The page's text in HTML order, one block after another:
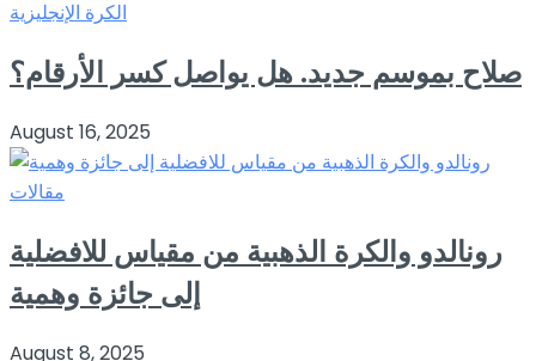
الكرة الإنجليزية
صلاح بموسم جديد. هل يواصل كسر الأرقام؟
August 16, 2025
مقالات
رونالدو والكرة الذهبية من مقياس للافضلية
إلى جائزة وهمية
August 8, 2025